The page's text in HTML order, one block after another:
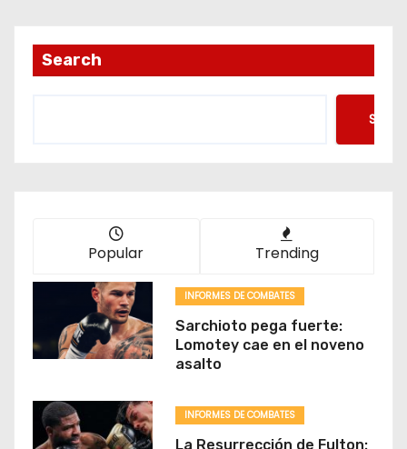
Search
Popular Trending
INFORMES DE COMBATES
Sarchioto pega fuerte:
Lomotey cae en el noveno
asalto
INFORMES DE COMBATES
La Resurrección de Fulton: